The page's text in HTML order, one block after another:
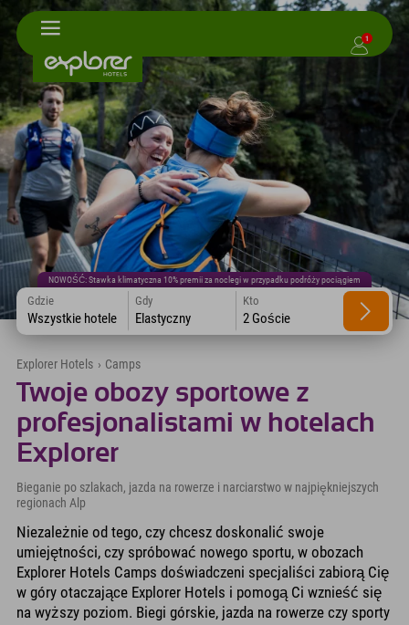
1
NOWOŚĆ: Stawka klimatyczna 10% premii za noclegi w przypadku podróży pociągiem
Gdzie
Wszystkie hotele
Gdy
Elastyczny
Kto
2 Goście
Explorer Hotels › Camps
Twoje obozy sportowe z
profesjonalistami w hotelach
Explorer
Bieganie po szlakach, jazda na rowerze i narciarstwo w najpiękniejszych
regionach Alp
Niezależnie od tego, czy chcesz doskonalić swoje
umiejętności, czy spróbować nowego sportu, w obozach
Explorer Hotels Camps doświadczeni specjaliści zabiorą Cię
w góry otaczające Explorer Hotels i pomogą Ci wznieść się
na wyższy poziom. Biegi górskie, jazda na rowerze czy sporty